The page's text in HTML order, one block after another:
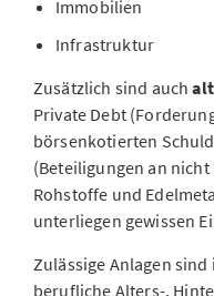
Immobilien
Infrastruktur
Zusätzlich sind auch
Private Debt
börsenkotierten
(Beteiligungen an
Rohstoffe und
unterliegen gewissen
Zulässige Anlagen
berufliche Alters-,